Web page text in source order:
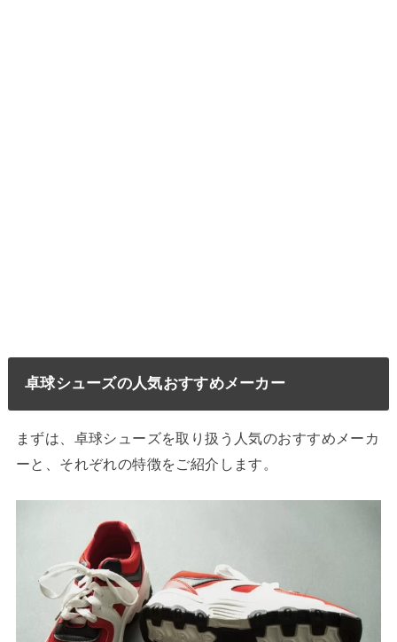
卓球シューズの人気おすすめメーカー
まずは、卓球シューズを取り扱う人気のおすすめメーカ
ーと、それぞれの特徴をご紹介します。